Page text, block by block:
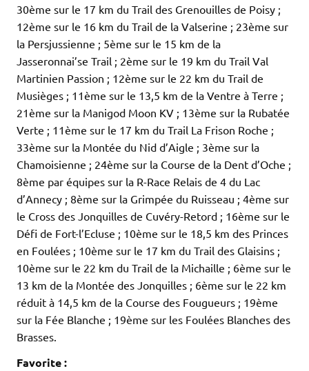
30ème sur le 17 km du Trail des Grenouilles de Poisy ;
12ème sur le 16 km du Trail de la Valserine ; 23ème sur
la Persjussienne ; 5ème sur le 15 km de la
Jasseronnai’se Trail ; 2ème sur le 19 km du Trail Val
Martinien Passion ; 12ème sur le 22 km du Trail de
Musièges ; 11ème sur le 13,5 km de la Ventre à Terre ;
21ème sur la Manigod Moon KV ; 13ème sur la Rubatée
Verte ; 11ème sur le 17 km du Trail La Frison Roche ;
33ème sur la Montée du Nid d’Aigle ; 3ème sur la
Chamoisienne ; 24ème sur la Course de la Dent d’Oche ;
8ème par équipes sur la R-Race Relais de 4 du Lac
d’Annecy ; 8ème sur la Grimpée du Ruisseau ; 4ème sur
le Cross des Jonquilles de Cuvéry-Retord ; 16ème sur le
Défi de Fort-l’Ecluse ; 10ème sur le 18,5 km des Princes
en Foulées ; 10ème sur le 17 km du Trail des Glaisins ;
10ème sur le 22 km du Trail de la Michaille ; 6ème sur le
13 km de la Montée des Jonquilles ; 6ème sur le 22 km
réduit à 14,5 km de la Course des Fougueurs ; 19ème
sur la Fée Blanche ; 19ème sur les Foulées Blanches des
Brasses.
Favorite :